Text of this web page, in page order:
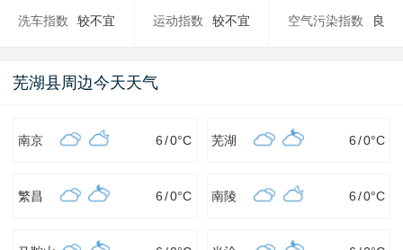
洗车指数 较不宜 运动指数 较不宜 空气污染指数 良
芜湖县周边今天天气
南京 6/0°C 芜湖 6 /0°C
繁昌 6/0°C 南陵 6 /0°C